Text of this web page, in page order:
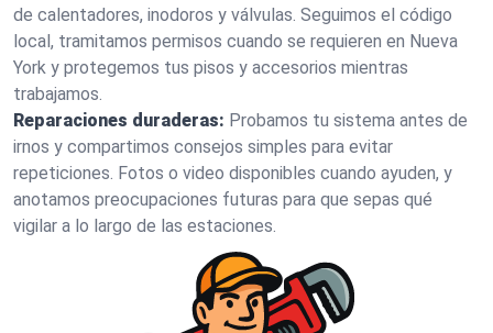
de calentadores, inodoros y válvulas. Seguimos el código
local, tramitamos permisos cuando se requieren en Nueva
York y protegemos tus pisos y accesorios mientras
trabajamos.
Reparaciones duraderas: Probamos tu sistema antes de
irnos y compartimos consejos simples para evitar
repeticiones. Fotos o video disponibles cuando ayuden, y
anotamos preocupaciones futuras para que sepas qué
vigilar a lo largo de las estaciones.